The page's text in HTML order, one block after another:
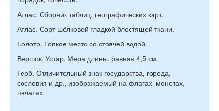
Атлас. Сборник таблиц, географических карт.
Атлас. Сорт шёлковой гладкой блестящей ткани.
Болото. Топкое место со стоячей водой.
Вершок. Устар. Мера длины, равная 4,5 см.
Герб. Отличительный знак государства, города,
сословия и др., изображаемый на флагах, монетах,
печатях.